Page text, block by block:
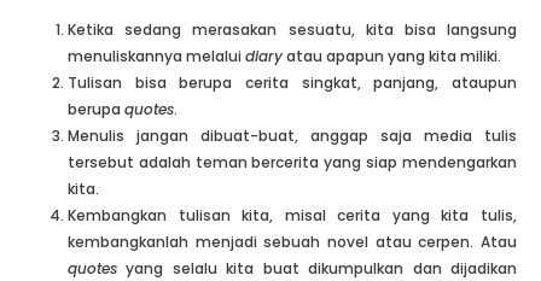
Ketika sedang merasakan sesuatu, kita bisa langsung
menuliskannya melalui diaryatau apapun yang kita miliki.
Tulisan bisa berupa cerita singkat, panjang, ataupun
berupa quotes.
Menulis jangan dibuat-buat, anggap saja media tulis
tersebut adalah teman bercerita yang siap mendengarkan
kita.
Kembangkan tulisan kita, misal cerita yang kita tulis,
kembangkanlah menjadi sebuah novel atau cerpen. Atau
quotes yang selalu kita buat dikumpulkan dan dijadikan